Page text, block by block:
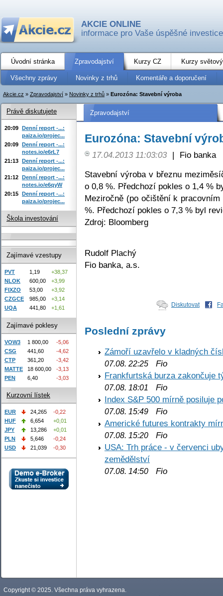
AKCIE ONLINE
informace pro Vaše úspěšné investice
Úvodní stránka Zpravodajství Kurzy CZ Kurzy
Všechny zprávy Novinky z trhů Komentáře a doporučení
Akcie.cz » Zpravodajství » Novinky z trhů » Eurozóna: Stavební výroba
Zpravodajství
Eurozóna: Stavební
17.04.2013 11:03:03 |
Fio banka
Stavební výroba v březnu
o 0,8 %. Předchozí pokles o 1,4 %
Meziročně (po očištění k
%. Předchozí pokles o 7,3 % byl
Zdroj: Bloomberg
Rudolf Plachý
Fio banka, a.s.
Diskutovat
Poslední zprávy
Zámoří uzavřelo v kladných
07.08. 22:25 Fio
Frankfurtská burza zakončuje
07.08. 18:01
Fio
Index S&P 500 mírně posiluje
07.08. 15:49 Fio
Americké futures kontrakty
07.08. 15:20 Fio
USA: Trh práce - v červenci
zemědělství
07.08. 14:50 Fio
Právě diskutujete
20:09 Denní report -...:
paiza.io/projec...
20:09 Denní report -...:
notes.io/e6rL7
21:13 Denní report -...:
paiza.io/projec...
21:12 Denní report -...:
notes.io/e6qyW
20:15 Denní report -...:
paiza.io/projec...
Škola investování
Zajímavé vzestupy
PVT 1,19
+38,37
NLOK
600,00
+3,99
FIXZO
53,00
+3,92
CZGCE
985,00
+3,14
UQA
441,80 +1,61
Zajímavé poklesy
VOW3 1 800,00
-5,06
CSG
441,60
-4,62
CTP
361,20
-3,42
MATTE
18 600,00
-3,13
PEN
6,40 -3,03
Kurzovní lístek
EUR 24,265
-0,22
HUF
6,654
+0,01
JPY
13,286
+0,01
PLN
5,646
-0,24
USD
21,039 -0,30
Copyright © 2025. Všechna práva vyhrazena.